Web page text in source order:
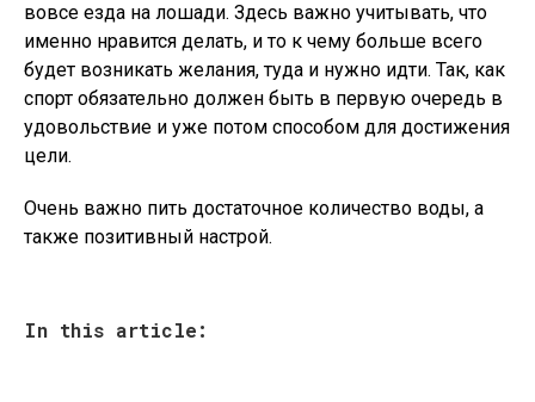
вовсе езда на лошади. Здесь важно учитывать, что
именно нравится делать, и то к чему больше всего
будет возникать желания, туда и нужно идти. Так, как
спорт обязательно должен быть в первую очередь в
удовольствие и уже потом способом для достижения
цели.
Очень важно пить достаточное количество воды, а
также позитивный настрой.
In this article: